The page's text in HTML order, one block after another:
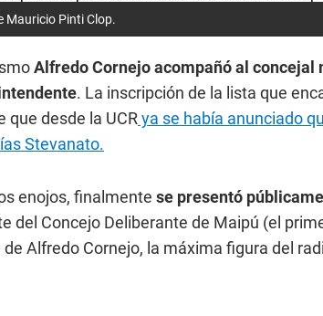
Mauricio Pinti Clop.
Alfredo Cornejo acompañó al concejal
. La inscripción de la lista que
que desde la UCRya se había anunciado
Stevanato.
enojos, finalmente se presentó
del Concejo Deliberante de Maipú (el
Alfredo Cornejo, la máxima figura del